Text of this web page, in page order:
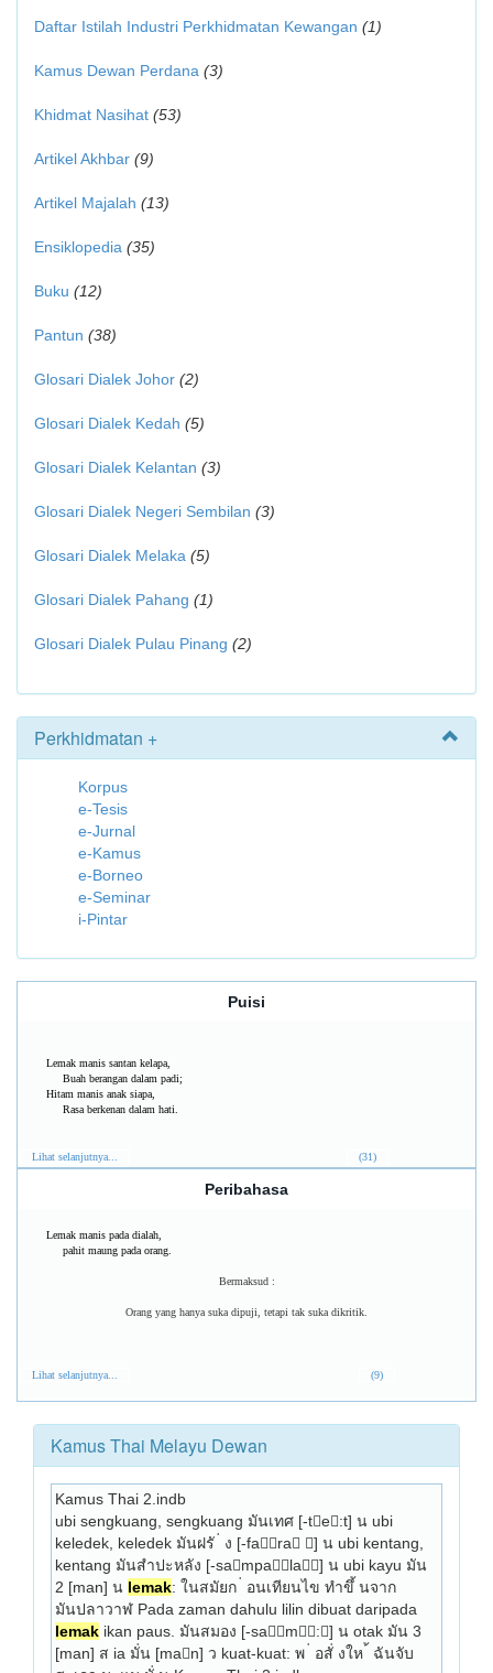
Daftar Istilah Industri Perkhidmatan Kewangan (1)
Kamus Dewan Perdana (3)
Khidmat Nasihat (53)
Artikel Akhbar (9)
Artikel Majalah (13)
Ensiklopedia (35)
Buku (12)
Pantun (38)
Glosari Dialek Johor (2)
Glosari Dialek Kedah (5)
Glosari Dialek Kelantan (3)
Glosari Dialek Negeri Sembilan (3)
Glosari Dialek Melaka (5)
Glosari Dialek Pahang (1)
Glosari Dialek Pulau Pinang (2)
Perkhidmatan +
Korpus
e-Tesis
e-Jurnal
e-Kamus
e-Borneo
e-Seminar
i-Pintar
Puisi
Lemak manis santan kelapa,
Buah berangan dalam padi;
Hitam manis anak siapa,
Rasa berkenan dalam hati.
Lihat selanjutnya... (31)
Peribahasa
Lemak manis pada dialah,
pahit maung pada orang.
Bermaksud :
Orang yang hanya suka dipuji, tetapi tak suka dikritik.
Lihat selanjutnya... (9)
Kamus Thai Melayu Dewan
Kamus Thai 2.indb
ubi sengkuang, seng­kuang มันเทศ [-te:t] น ubi
keledek, kele­dek มันฝรั ่ ง [-fara ] น ubi kentang,
kentang มันสำปะหลัง [-sampala] น ubi kayu มัน
2 [man] น lemak: ในสมัยก ่ อนเทียนไข ทำขึ้ นจาก
lemak ikan paus. มันสมอง [-sam:] น otak มัน 3
[man] ส ia มั่น [man] ว kuat-kuat: พ ่ อสั่ งให ้ ฉันจับ